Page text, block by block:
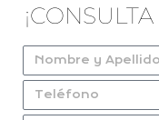
¡CONSULTA